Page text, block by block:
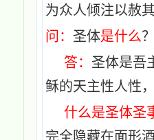
为众人倾注以赦
问： 圣体是什么
答： 圣体是吾
稣的天主性人性
什么是圣体圣
完全隐藏在面形